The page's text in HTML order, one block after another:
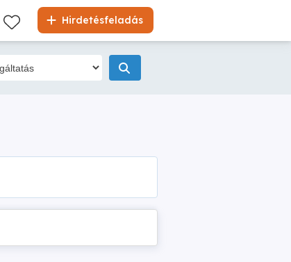
Hirdetésfeladás